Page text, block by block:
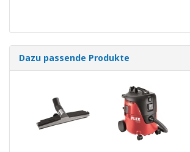
Dazu passende Produkte